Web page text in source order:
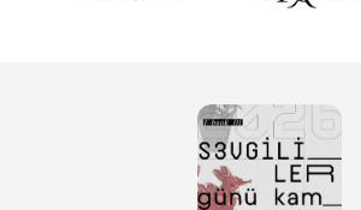
İstanbul reklam ajansı olarak şehrin